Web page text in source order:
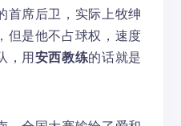
首席后卫，实际上牧绅
但是他不占球权，速度
，用 安西教练的话就是